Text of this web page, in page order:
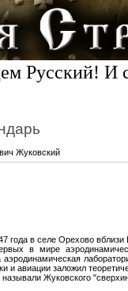
Русский! И
Жуковский
года в селе Орехово
в мире
аэродинамическая
и авиации заложил
Жуковского